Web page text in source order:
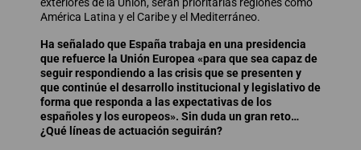
América Latina y el Caribe y el Mediterráneo.
Ha señalado que España trabaja en una presidencia
que refuerce la Unión Europea «para que sea capaz de
seguir respondiendo a las crisis que se presenten y
que continúe el desarrollo institucional y legislativo de
forma que responda a las expectativas de los
españoles y los europeos». Sin duda un gran reto…
¿Qué líneas de actuación seguirán?